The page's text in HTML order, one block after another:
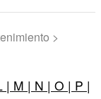
>
| M | N | O | P |